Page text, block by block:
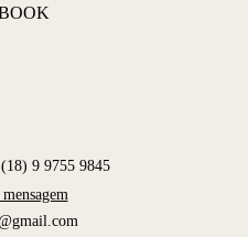
9 9755 9845